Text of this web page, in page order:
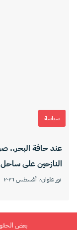
سياسة
عند حافة البحر..
النازحين على
نور علوان١٠ أغسطس ٢٠٢٦
بعض